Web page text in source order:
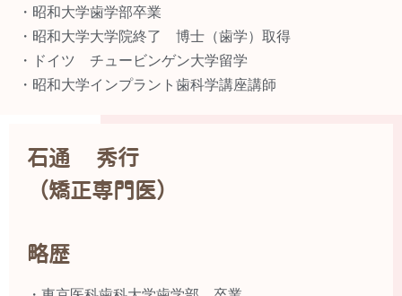
・昭和大学歯学部卒業
・昭和大学大学院終了 博士（歯学）取得
・ドイツ チュービンゲン大学留学
・昭和大学インプラント歯科学講座講師
石通 秀行
（矯正専門医）
略歴